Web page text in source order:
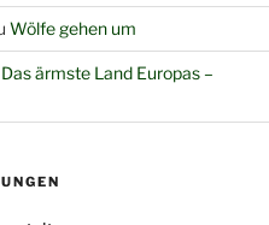
Wölfe gehen um
Das ärmste Land Europas –